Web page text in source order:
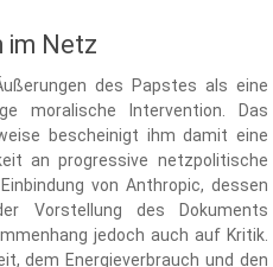
im Netz
des Papstes als eine
moralische Intervention. Das
bescheinigt ihm damit eine
an progressive netzpolitische
von Anthropic, dessen
Vorstellung des Dokuments
jedoch auch auf Kritik.
dem Energieverbrauch und den